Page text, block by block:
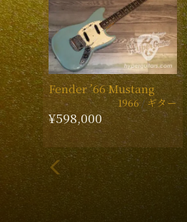
Fender ’66 Mustang
1966 ギター
¥598,000